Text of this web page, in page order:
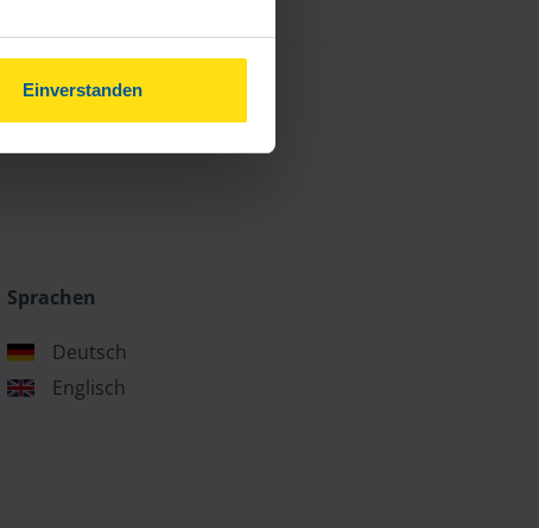
Einverstanden
Sprachen
Deutsch
Englisch